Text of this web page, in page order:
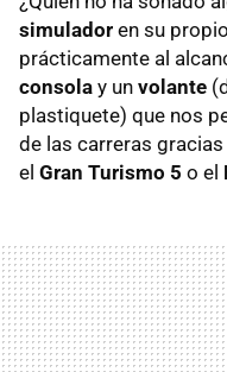
simulador en su
prácticamente al
consola y un volante
plastiquete) que nos
de las carreras
el Gran Turismo 5 o el